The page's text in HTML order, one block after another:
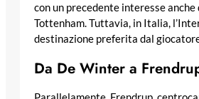
con un precedente interesse anche
Tottenham. Tuttavia, in Italia,
destinazione preferita dal
Da De Winter a